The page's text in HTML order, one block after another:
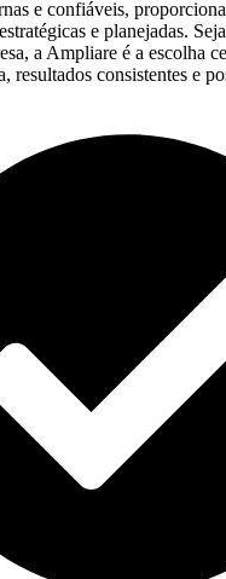
e confiáveis,
e planejadas.
a Ampliare é a escolha
resultados consistentes e